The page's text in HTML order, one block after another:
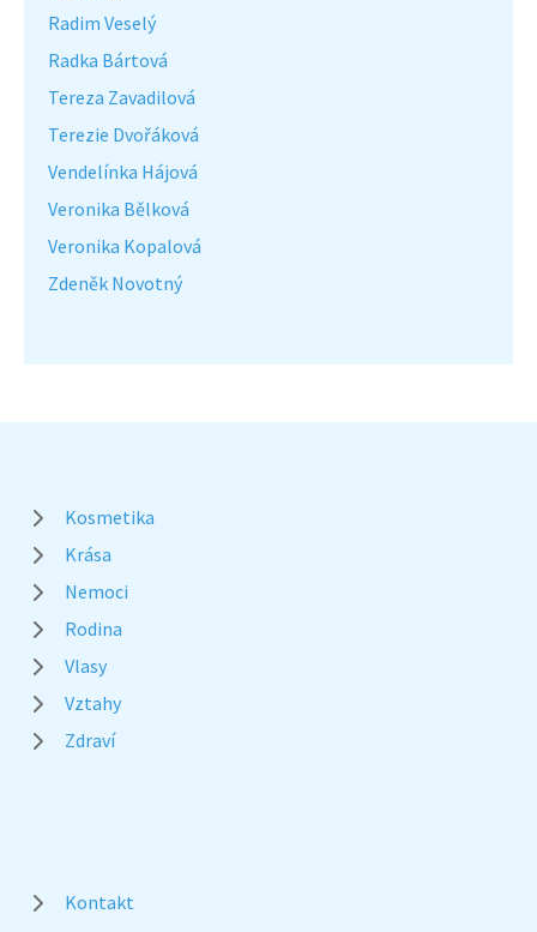
Radim Veselý
Radka Bártová
Tereza Zavadilová
Terezie Dvořáková
Vendelínka Hájová
Veronika Bělková
Veronika Kopalová
Zdeněk Novotný
Kosmetika
Krása
Nemoci
Rodina
Vlasy
Vztahy
Zdraví
Kontakt